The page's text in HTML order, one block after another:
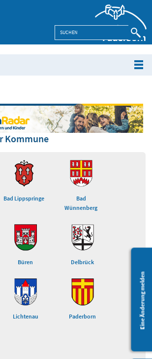
Eine Änderung melden
Kommune
Bad Lippspringe
Bad
Wünnenberg
Büren Delbrück
Lichtenau Paderborn